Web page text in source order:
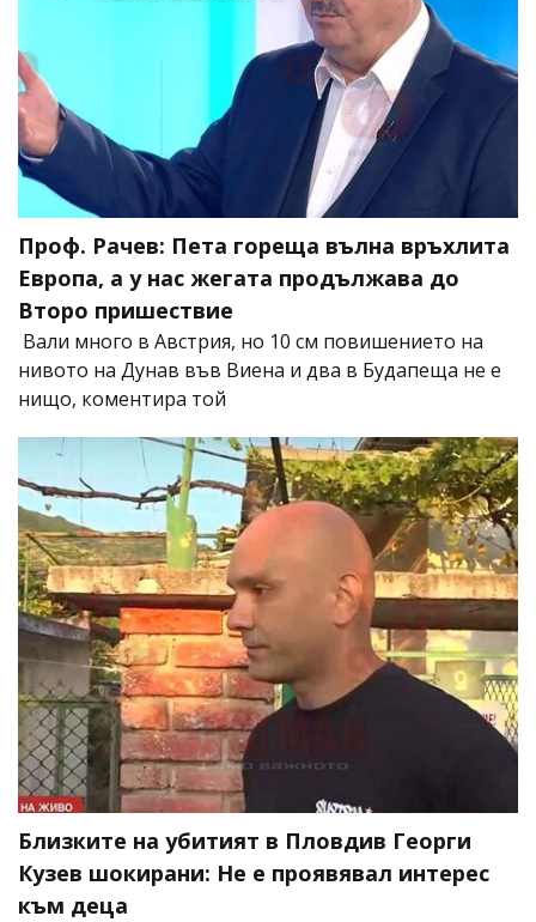
Проф. Рачев: Пета гореща вълна връхлита
Европа, а у нас жегата продължава до
Второ пришествие
Вали много в Австрия, но 10 см повишението на
нивото на Дунав във Виена и два в Будапеща не е
нищо, коментира той
Близките на убитият в Пловдив Георги
Кузев шокирани: Не е проявявал интерес
към деца